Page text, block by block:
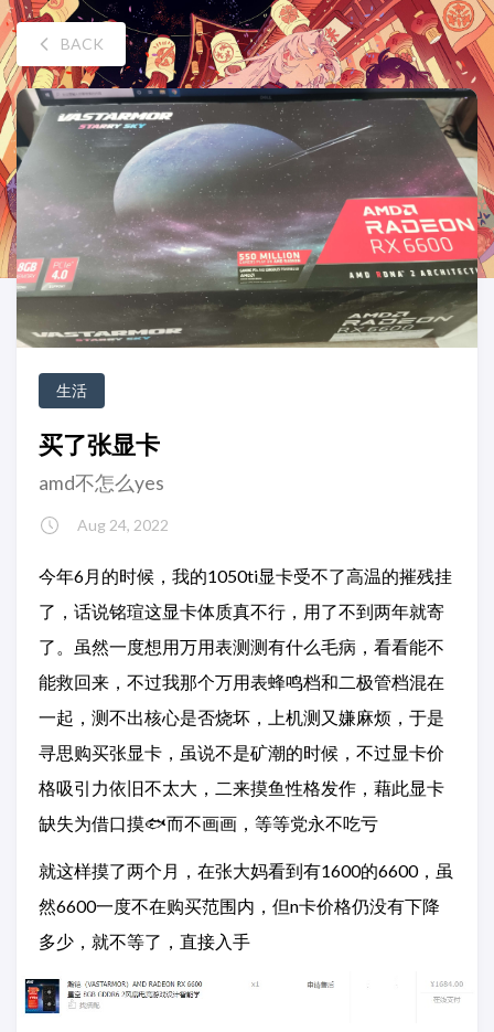
BACK
生活
买了张显卡
amd不怎么yes
Aug 24, 2022
今年6月的时候，我的1050ti显卡受不了高温的摧残挂
了，话说铭瑄这显卡体质真不行，用了不到两年就寄
了。虽然一度想用万用表测测有什么毛病，看看能不
能救回来，不过我那个万用表蜂鸣档和二极管档混在
一起，测不出核心是否烧坏，上机测又嫌麻烦，于是
寻思购买张显卡，虽说不是矿潮的时候，不过显卡价
格吸引力依旧不太大，二来摸鱼性格发作，藉此显卡
缺失为借口摸🐟而不画画，等等党永不吃亏
就这样摸了两个月，在张大妈看到有1600的6600，虽
然6600一度不在购买范围内，但n卡价格仍没有下降
多少，就不等了，直接入手